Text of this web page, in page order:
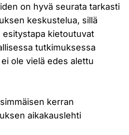
on hyvä seurata tarkasti
keskustelua, sillä
esitystapa kietoutuvat
tutkimuksessa
ole vielä edes alettu
kerran
aikakauslehti